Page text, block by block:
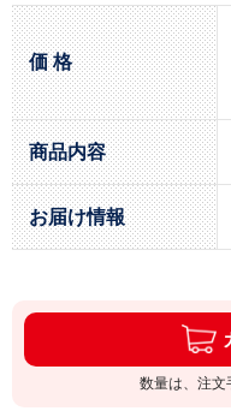
価 格
商品内容
お届け情報
数量は、注文